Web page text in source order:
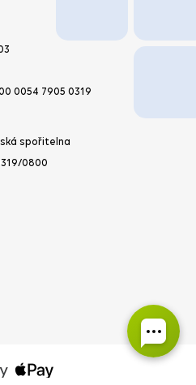
0054 7905 0319
spořitelna
/0800